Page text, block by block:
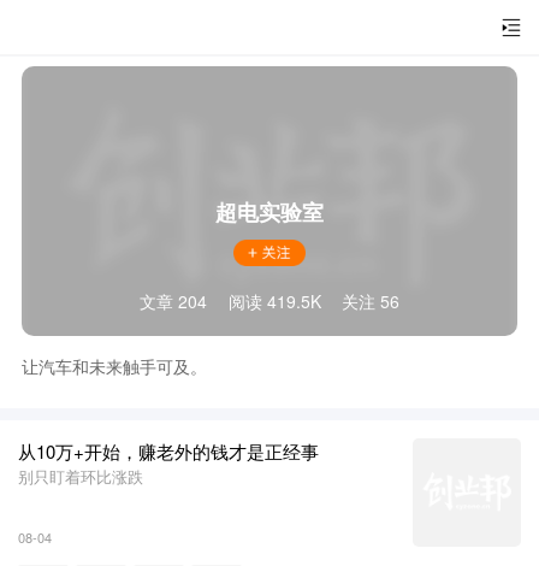
超电实验室
文章 204 阅读 419.5K 关注 56
让汽车和未来触手可及。
从10万+开始，赚老外的钱才是正经事
别只盯着环比涨跌
08-04